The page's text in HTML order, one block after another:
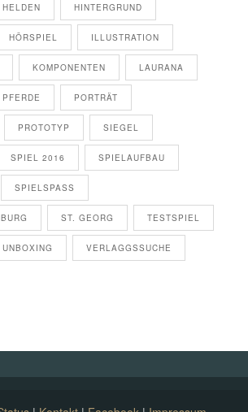
HELDEN HINTERGRUND
HÖRSPIEL ILLUSTRATION
KOMPONENTEN LAURANA
PFERDE PORTRÄT
PROTOTYP SIEGEL
SPIEL 2016 SPIELAUFBAU
SPIELSPASS
ST. GEORG TESTSPIEL
UNBOXING VERLAGGSSUCHE